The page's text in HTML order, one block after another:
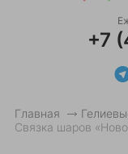
+7
Главная
Связка шаров